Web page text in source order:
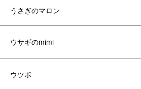
うさぎのマロン
ウサギのmimi
ウツボ